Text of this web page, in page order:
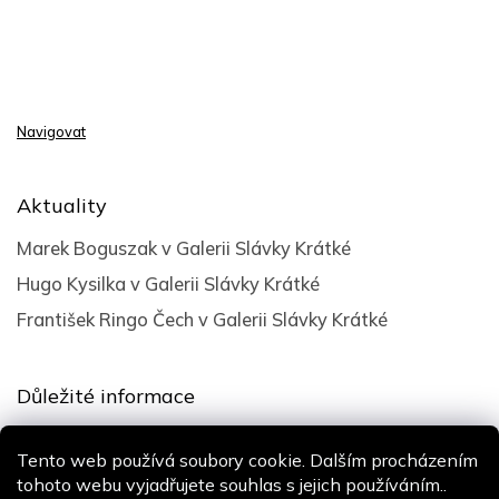
Tento web používá soubory cookie. Dalším procházením
tohoto webu vyjadřujete souhlas s jejich používáním..
Navigovat
Aktuality
Marek Boguszak v Galerii Slávky Krátké
Hugo Kysilka v Galerii Slávky Krátké
František Ringo Čech v Galerii Slávky Krátké
Důležité informace
Podmínky ochrany osobních údajů